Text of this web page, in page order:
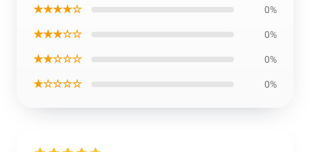
★★★★☆ 0%
★★★☆☆ 0%
★★☆☆☆ 0%
★☆☆☆☆ 0%